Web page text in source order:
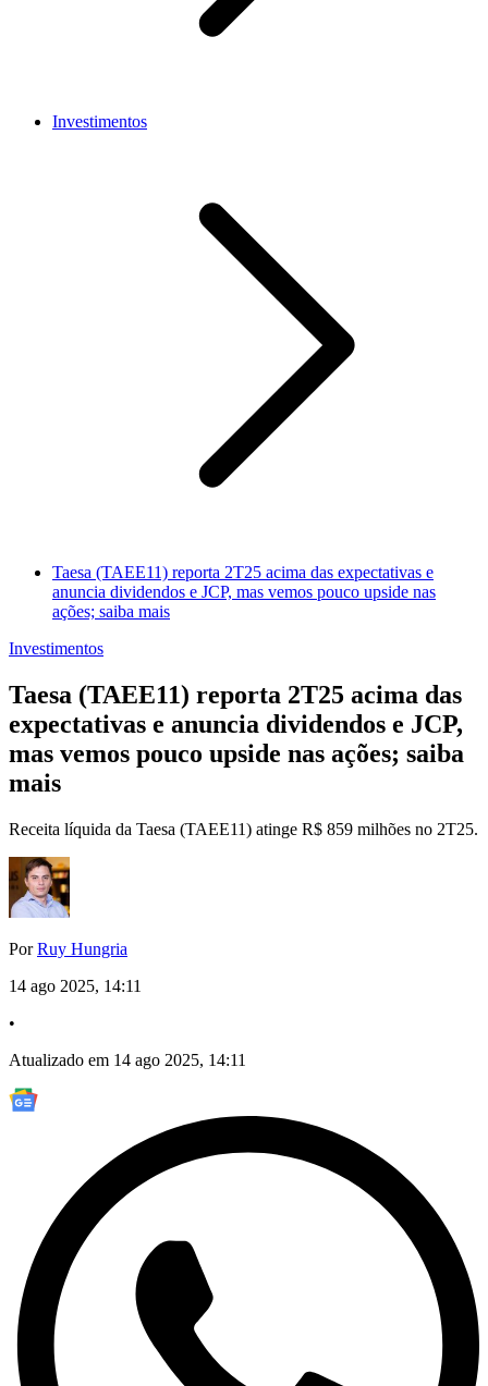
Investimentos
Taesa (TAEE11) reporta 2T25 acima das expectativas e
anuncia dividendos e JCP, mas vemos pouco upside nas
ações; saiba mais
Investimentos
Taesa (TAEE11) reporta 2T25 acima das
expectativas e anuncia dividendos e JCP,
mas vemos pouco upside nas ações; saiba
mais
Receita líquida da Taesa (TAEE11) atinge R$ 859 milhões no 2T25.
PorRuy Hungria
14 ago 2025, 14:11
•
Atualizado em 14 ago 2025, 14:11